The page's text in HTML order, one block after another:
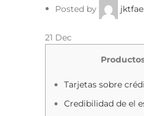
Posted by
21 Dec
Tarjetas sobre
Credibilidad de el